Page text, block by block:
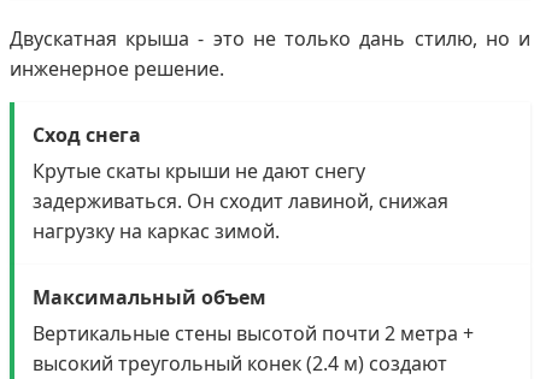
Двускатная крыша - это не только дань стилю, но и
инженерное решение.
Сход снега
Крутые скаты крыши не дают снегу
задерживаться. Он сходит лавиной, снижая
нагрузку на каркас зимой.
Максимальный объем
Вертикальные стены высотой почти 2 метра +
высокий треугольный конек (2.4 м) создают